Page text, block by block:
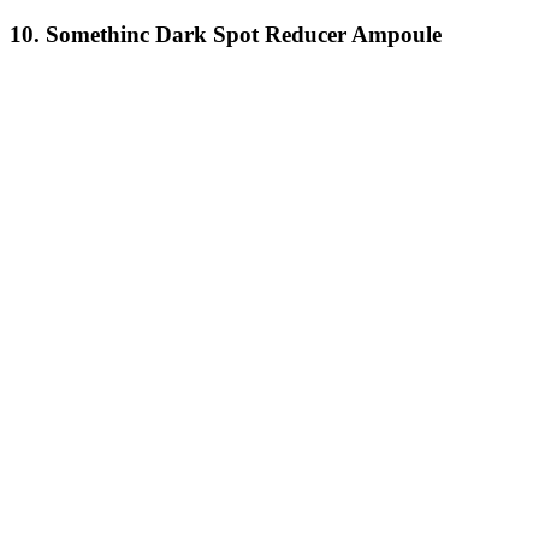
10. Somethinc Dark Spot Reducer Ampoule